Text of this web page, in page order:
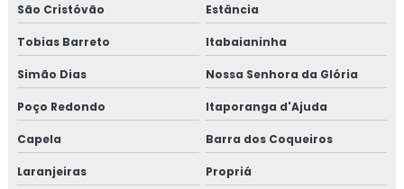
São Cristóvão Estância
Tobias Barreto Itabaianinha
Simão Dias Nossa Senhora da Glória
Poço Redondo Itaporanga d'Ajuda
Capela Barra dos Coqueiros
Laranjeiras Propriá